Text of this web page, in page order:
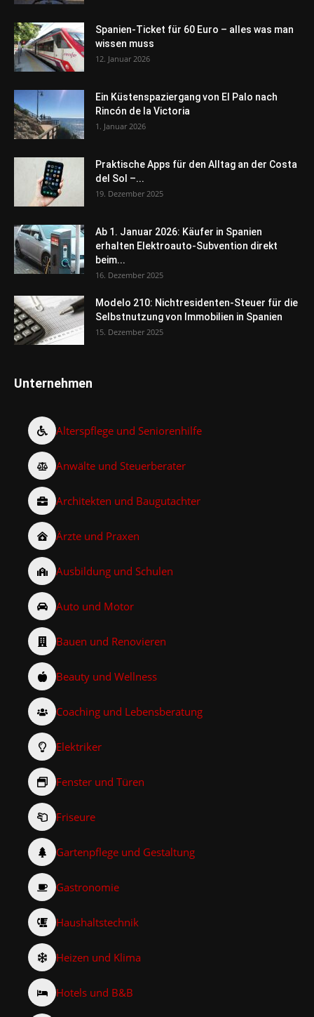
Spanien-Ticket für 60 Euro – alles was man
wissen muss
12. Januar 2026
Ein Küstenspaziergang von El Palo nach
Rincón de la Victoria
1. Januar 2026
Praktische Apps für den Alltag an der Costa
del Sol –...
19. Dezember 2025
Ab 1. Januar 2026: Käufer in Spanien
erhalten Elektroauto-Subvention direkt
beim...
16. Dezember 2025
Modelo 210: Nichtresidenten-Steuer für die
Selbstnutzung von Immobilien in Spanien
15. Dezember 2025
Unternehmen
Alterspflege und Seniorenhilfe
Anwälte und Steuerberater
Architekten und Baugutachter
Ärzte und Praxen
Ausbildung und Schulen
Auto und Motor
Bauen und Renovieren
Beauty und Wellness
Coaching und Lebensberatung
Elektriker
Fenster und Türen
Friseure
Gartenpflege und Gestaltung
Gastronomie
Haushaltstechnik
Heizen und Klima
Hotels und B&B